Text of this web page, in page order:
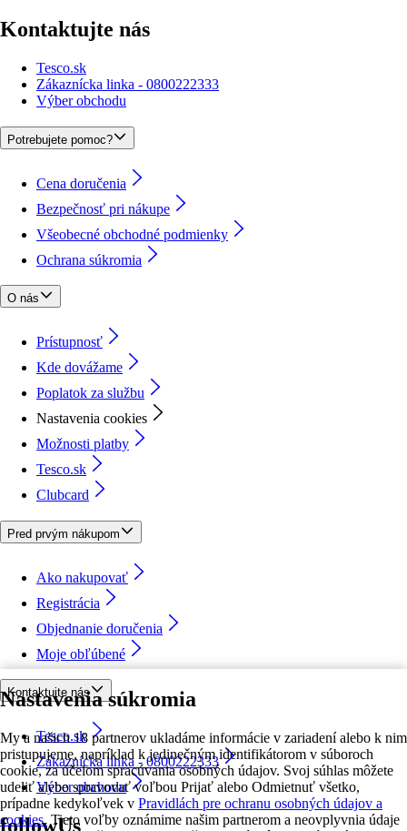
Nastavenia súkromia
My a našich 18 partnerov ukladáme informácie v zariadení alebo k nim
pristupujeme, napríklad k jedinečným identifikátorom v súboroch
cookie, za účelom spracúvania osobných údajov. Svoj súhlas môžete
udeliť alebo spravovať voľbou Prijať alebo Odmietnuť všetko,
prípadne kedykoľvek v Pravidlách pre ochranu osobných údajov a
cookies. Tieto voľby oznámime našim partnerom a neovplyvnia údaje
Kontaktujte nás
Tesco.sk
Zákaznícka linka - 0800222333
Výber obchodu
Potrebujete pomoc?
Cena doručenia
Bezpečnosť pri nákupe
Všeobecné obchodné podmienky
Ochrana súkromia
O nás
Prístupnosť
Kde dovážame
Poplatok za službu
Nastavenia cookies
Možnosti platby
Tesco.sk
Clubcard
Pred prvým nákupom
Ako nakupovať
Registrácia
Objednanie doručenia
Moje obľúbené
Kontaktujte nás
Tesco.sk
Zákaznícka linka - 0800222333
Výber obchodu
followUs